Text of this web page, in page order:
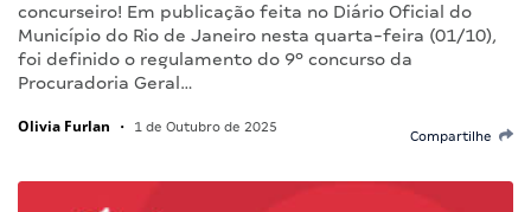
concurseiro! Em publicação feita no Diário Oficial do
Município do Rio de Janeiro nesta quarta-feira (01/10),
foi definido o regulamento do 9º concurso da
Procuradoria Geral…
Olivia Furlan • 1 de Outubro de 2025
Compartilhe